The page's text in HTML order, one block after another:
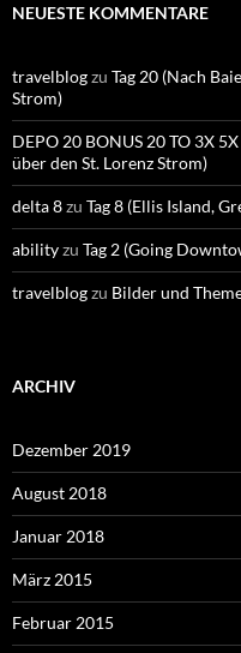
NEUESTE KOMMENTARE
travelblogzu Tag 20 (Nach
Strom)
DEPO 20 BONUS 20 TO 3X 5X
über den St. Lorenz Strom)
delta 8zu Tag 8 (Ellis Island,
abilityzu Tag 2 (Going
travelblogzu Bilder und
ARCHIV
Dezember 2019
August 2018
Januar 2018
März 2015
Februar 2015